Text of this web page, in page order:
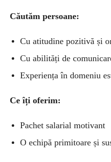
Căutăm persoane:
Cu atitudine pozitivă și
Cu abilități de
Experiența în domeniu
Ce îți oferim:
Pachet salarial motivant
O echipă primitoare și